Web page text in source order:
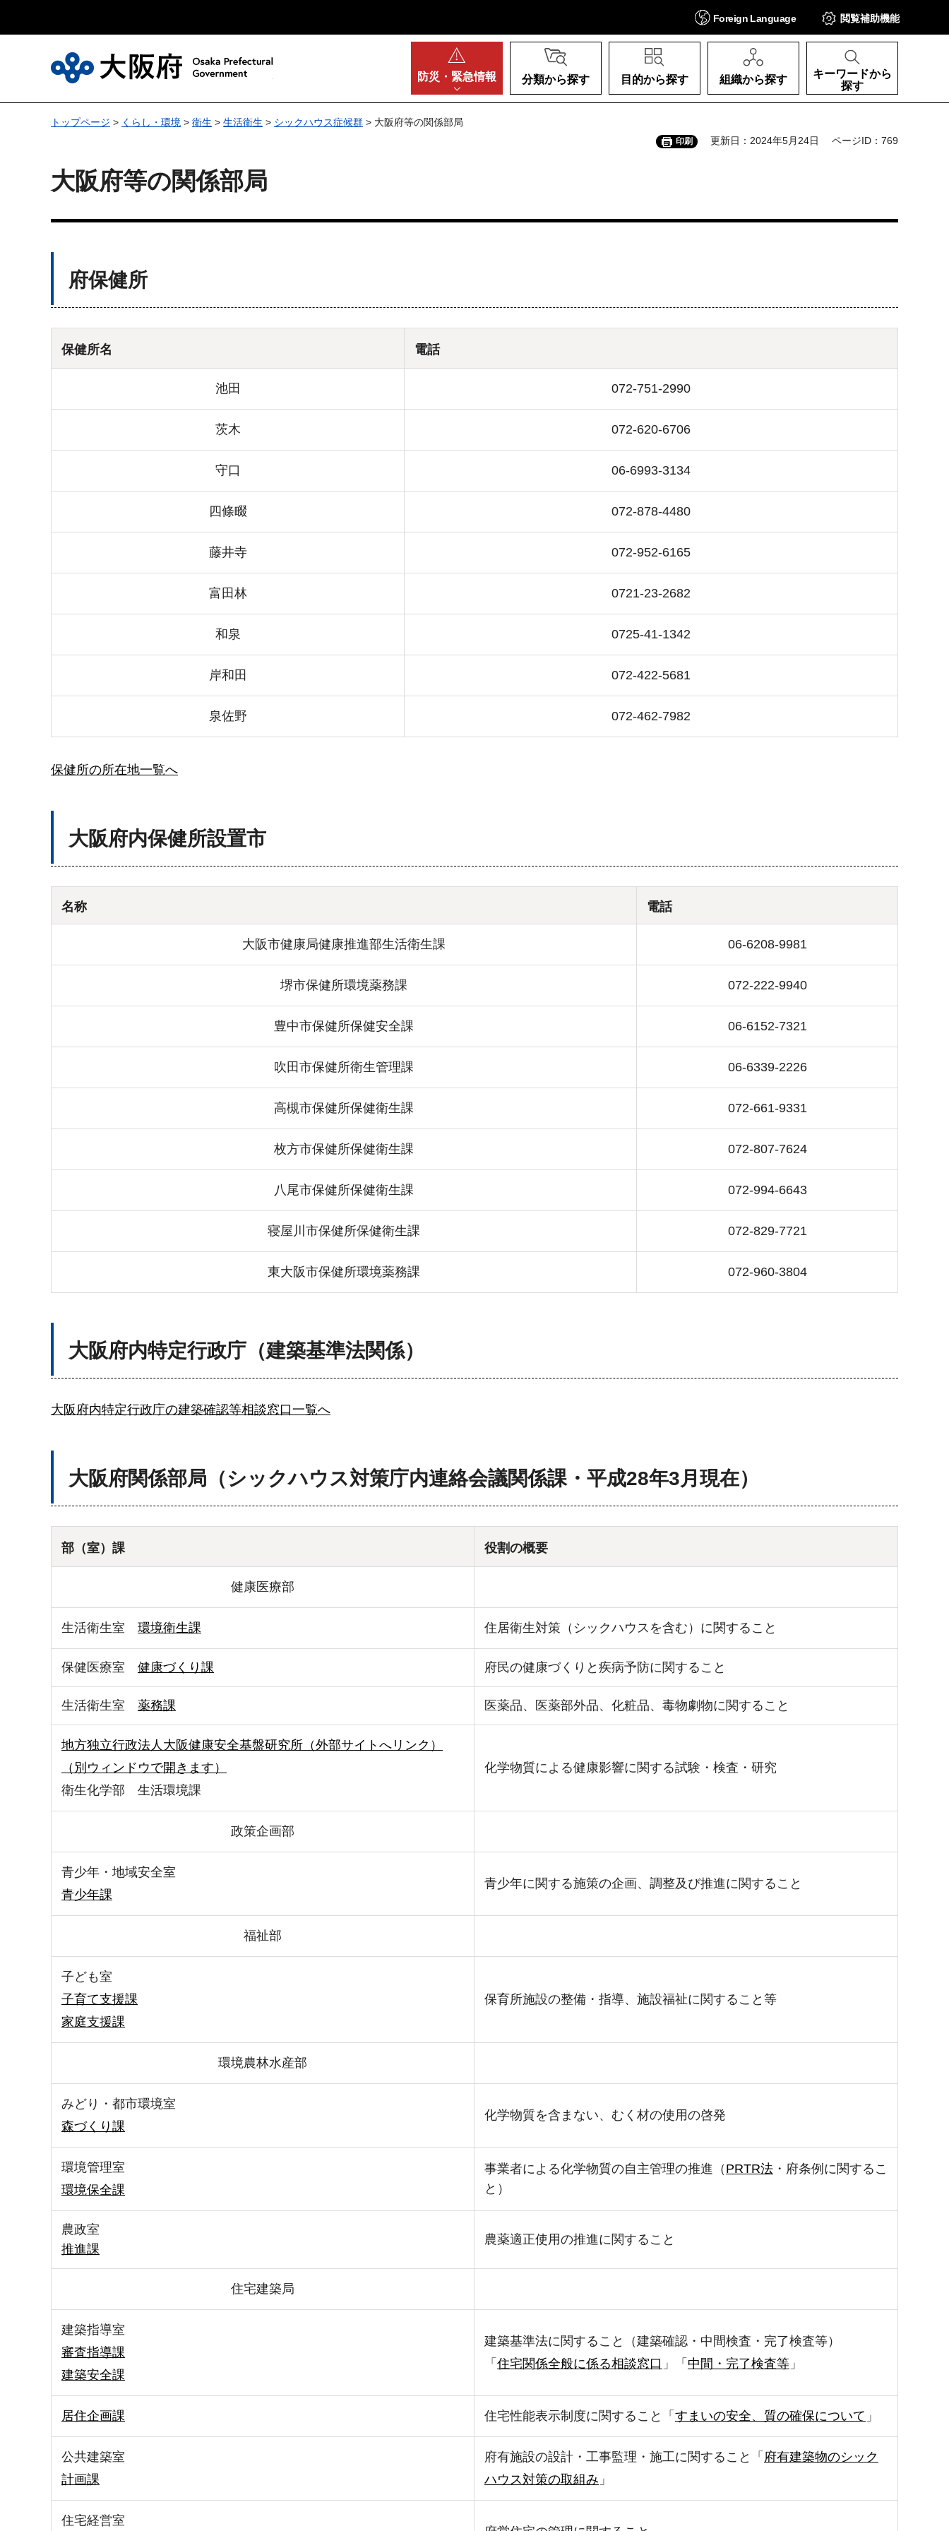
Foreign Language 閲覧補助機能
防災・ 緊急情報 分類から探す 目的から探す 組織から探す
キーワードから
探す
トップページ > くらし・環境 > 衛生 > 生活衛生 > シックハウス症候群 > 大阪府等の関係部局
印刷 更新日：2024年5月24日 ページID：769
大阪府等の関係部局
府保健所
保健所名 電話
池田 072-751-2990
茨木 072-620-6706
守口 06-6993-3134
四條畷 072-878-4480
藤井寺 072-952-6165
富田林 0721-23-2682
和泉 0725-41-1342
岸和田 072-422-5681
泉佐野 072-462-7982
保健所の所在地一覧へ
大阪府内保健所設置市
名称 電話
大阪市健康局健康推進部生活衛生課 06-6208-9981
堺市保健所環境薬務課 072-222-9940
豊中市保健所保健安全課 06-6152-7321
吹田市保健所衛生管理課 06-6339-2226
高槻市保健所保健衛生課 072-661-9331
枚方市保健所保健衛生課 072-807-7624
八尾市保健所保健衛生課 072-994-6643
寝屋川市保健所保健衛生課 072-829-7721
東大阪市保健所環境薬務課 072-960-3804
大阪府内特定行政庁（建築基準法関係）
大阪府内特定行政庁の建築確認等相談窓口一覧へ
大阪府関係部局（シックハウス対策庁内連絡会議関係課・平成28年3月現在）
部（室）課 役割の概要
健康医療部
生活衛生室 環境衛生課 住居衛生対策（シックハウスを含む）に関すること
保健医療室 健康づくり課 府民の健康づくりと疾病予防に関すること
生活衛生室 薬務課 医薬品、医薬部外品、化粧品、毒物劇物に関すること
地方独立行政法人大阪健康安全基盤研究所（外部サイトへリンク）
（別ウィンドウで開きます）
衛生化学部 生活環境課
化学物質による健康影響に関する試験・検査・研究
政策企画部
青少年・地域安全室
青少年課
青少年に関する施策の企画、調整及び推進に関すること
福祉部
子ども室
子育て支援課
家庭支援課
保育所施設の整備・指導、施設福祉に関すること等
環境農林水産部
みどり・都市環境室
森づくり課
化学物質を含まない、むく材の使用の啓発
環境管理室
環境保全課
事業者による化学物質の自主管理の推進（ PRTR法 ・府条例に関するこ
と）
農政室
推進課
農薬適正使用の推進に関すること
住宅建築局
建築指導室
審査指導課
建築安全課
建築基準法に関すること（建築確認・中間検査・完了検査等）
「 住宅関係全般に係る相談窓口 」「 中間・完了検査等 」
居住企画課 住宅性能表示制度に関すること「 すまいの安全、質の確保について 」
公共建築室
計画課
府有施設の設計・工事監理・施工に関すること「 府有建築物のシック
ハウス対策の取組み 」
住宅経営室